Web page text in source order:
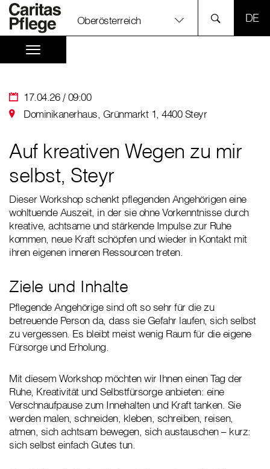
Oberösterreich
17.04.26 / 09:00
Dominikanerhaus, Grünmarkt 1, 4400 Steyr
Auf kreativen Wegen zu mir
selbst, Steyr
Dieser Workshop schenkt pflegenden Angehörigen eine
wohltuende Auszeit, in der sie ohne Vorkenntnisse durch
kreative, achtsame und stärkende Impulse zur Ruhe
kommen, neue Kraft schöpfen und wieder in Kontakt mit
ihren eigenen inneren Ressourcen treten.
Ziele und Inhalte
Pflegende Angehörige sind oft so sehr für die zu
betreuende Person da, dass sie Gefahr laufen, sich selbst
zu vergessen. Es bleibt meist wenig Raum für die eigene
Fürsorge und Erholung.
Mit diesem Workshop möchten wir Ihnen einen Tag der
Ruhe, Kreativität und Selbstfürsorge anbieten: eine
Verschnaufpause zum Innehalten und Kraft tanken. Sie
werden malen, schneiden, kleben, schreiben, reisen,
atmen, sich achtsam bewegen, sich austauschen – kurz:
sich selbst einfach Gutes tun.